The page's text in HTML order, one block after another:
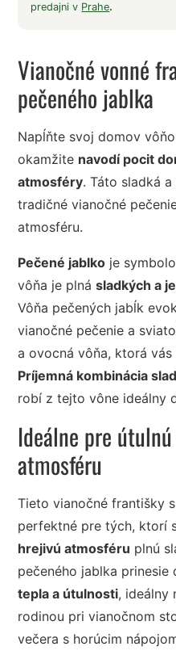
predajni v Prahe.
Vianočné vonné
pečeného jablka
Napĺňte svoj domov
okamžite navodí pocit
atmosféry. Táto sladká
tradičné vianočné
atmosféru.
Pečené jablko je
vôňa je plnásladkých a
Vôňa pečených jabĺk
vianočné pečenie a
a ovocná vôňa, ktorá
Príjemná kombinácia
robí z tejto vône ideálny
Ideálne pre
atmosféru
Tieto vianočné františky
perfektné pre tých, ktorí
hrejivú atmosféru plnú
pečeného jablka prinesie
tepla a útulnosti, ideálny
rodinou pri vianočnom
večera s horúcim